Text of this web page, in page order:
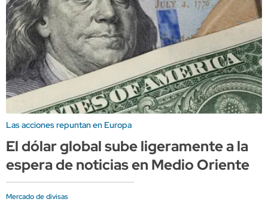
Las acciones repuntan en Europa
El dólar global sube ligeramente a la
espera de noticias en Medio Oriente
Mercado de divisas